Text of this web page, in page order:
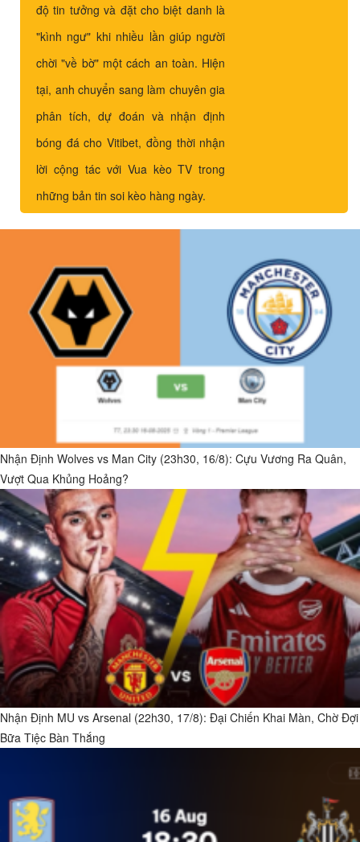
độ tin tưởng và đặt cho biệt danh là
"kình ngư" khi nhiều lần giúp người
chời "về bờ" một cách an toàn. Hiện
tại, anh chuyển sang làm chuyên gia
phân tích, dự đoán và nhận định
bóng đá cho Vitibet, đồng thời nhận
lời cộng tác với Vua kèo TV trong
những bản tin soi kèo hàng ngày.
Nhận Định Wolves vs Man City (23h30, 16/8): Cựu Vương Ra Quân,
Vượt Qua Khủng Hoảng?
Nhận Định MU vs Arsenal (22h30, 17/8): Đại Chiến Khai Màn, Chờ Đợi
Bữa Tiệc Bàn Thắng